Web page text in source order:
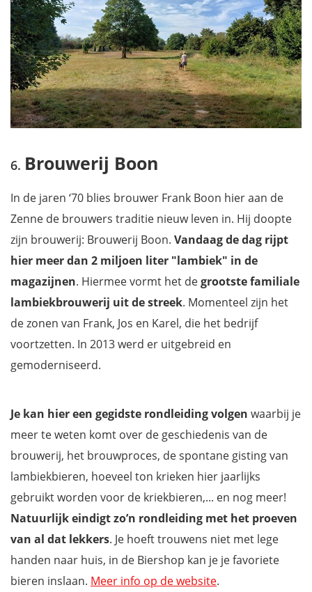
Brouwerij Boon
In de jaren ‘70 blies brouwer Frank Boon hier aan de
Zenne de brouwers traditie nieuw leven in. Hij doopte
zijn brouwerij: Brouwerij Boon. Vandaag de dag rijpt
hier meer dan 2 miljoen liter "lambiek" in de
magazijnen. Hiermee vormt het degrootste familiale
lambiekbrouwerij uit de streek. Momenteel zijn het
de zonen van Frank, Jos en Karel, die het bedrijf
voortzetten. In 2013 werd er uitgebreid en
gemoderniseerd.
Je kan hier een gegidste rondleiding volgen waarbij je
meer te weten komt over de geschiedenis van de
brouwerij, het brouwproces, de spontane gisting van
lambiekbieren, hoeveel ton krieken hier jaarlijks
gebruikt worden voor de kriekbieren,... en nog meer!
Natuurlijk eindigt zo’n rondleiding met het proeven
van al dat lekkers. Je hoeft trouwens niet met lege
handen naar huis, in de Biershop kan je je favoriete
bieren inslaan. Meer info op de website.